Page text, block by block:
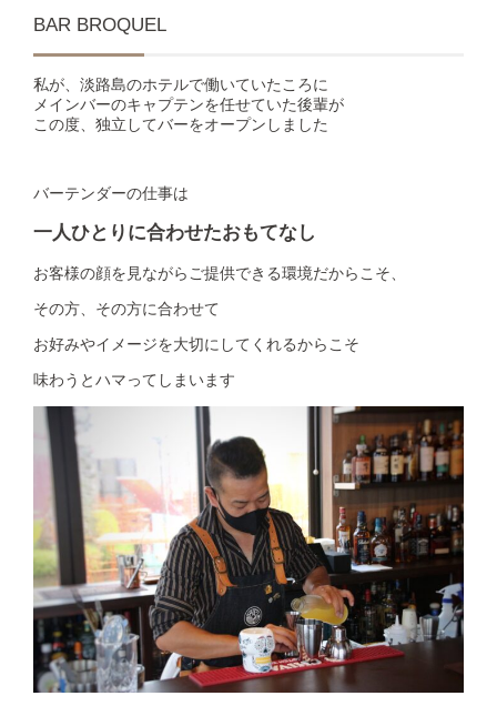
BAR BROQUEL
私が、淡路島のホテルで働いていたころに
メインバーのキャプテンを任せていた後輩が
この度、独立してバーをオープンしました
バーテンダーの仕事は
一人ひとりに合わせたおもてなし
お客様の顔を見ながらご提供できる環境だからこそ、
その方、その方に合わせて
お好みやイメージを大切にしてくれるからこそ
味わうとハマってしまいます